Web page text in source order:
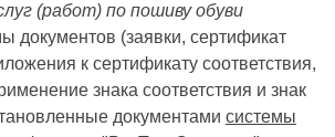
(работ) по пошиву обуви
документов (заявки, сертификат
к сертификату соответствия,
знака соответствия и знак
документами системы